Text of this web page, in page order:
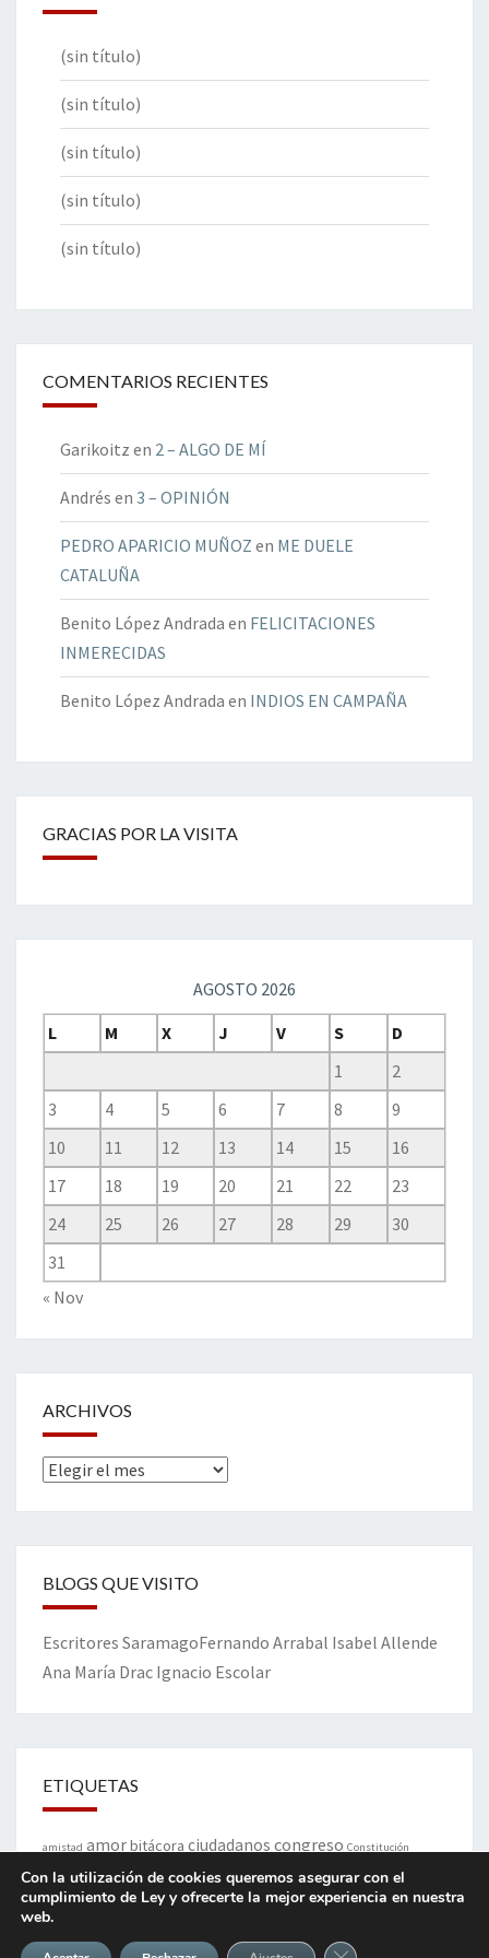
(sin título)
(sin título)
(sin título)
(sin título)
(sin título)
COMENTARIOS RECIENTES
Garikoitz en 2 – ALGO DE MÍ
Andrés en 3 – OPINIÓN
PEDRO APARICIO MUÑOZ en ME DUELE
CATALUÑA
Benito López Andrada en FELICITACIONES
INMERECIDAS
Benito López Andrada en INDIOS EN CAMPAÑA
GRACIAS POR LA VISITA
AGOSTO 2026
L
M X J V S
D
1
2
3
4 5 6 7 8
9
10
11 12 13 14 15
16
17
18 19 20 21 22
23
24
25 26 27 28 29
30
31
« Nov
ARCHIVOS
Archivos
BLOGS QUE VISITO
Escritores SaramagoFernando Arrabal Isabel Allende
Ana María Drac Ignacio Escolar
ETIQUETAS
amistad amorbitácora ciudadanos congreso Constitución
corrupción corruptos crisis democraciaDios
EspañaEstado felicidad. Franco gobierno
Con la utilización de cookies queremos asegurar con el
cumplimiento de Ley y ofrecerte la mejor experiencia en nuestra
web.
Cerrar el banner de